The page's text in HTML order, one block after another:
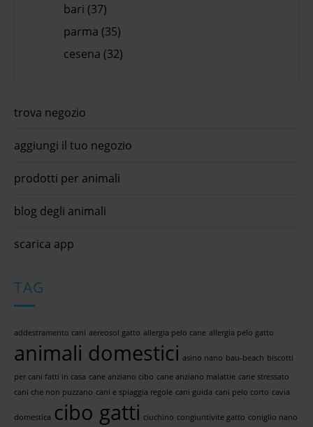
bari (37)
parma (35)
cesena (32)
trova negozio
aggiungi il tuo negozio
prodotti per animali
blog degli animali
scarica app
TAG
addestramento cani aereosol gatto allergia pelo cane allergia pelo gatto
animali domestici asino nano bau-beach biscotti
per cani fatti in casa cane anziano cibo cane anziano malattie cane stressato
cani che non puzzano cani e spiaggia regole cani guida cani pelo corto cavia
domestica cibo gatti ciuchino congiuntivite gatto coniglio nano